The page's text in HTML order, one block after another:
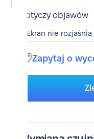
Dotyczy objawów
Ekran nie
Zapytaj o